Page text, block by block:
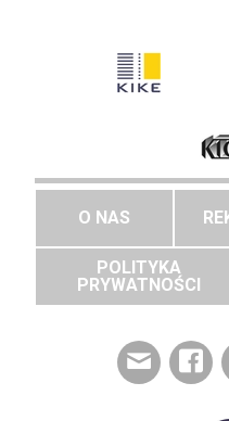
O NAS
POLITYKA
PRYWATNOŚCI